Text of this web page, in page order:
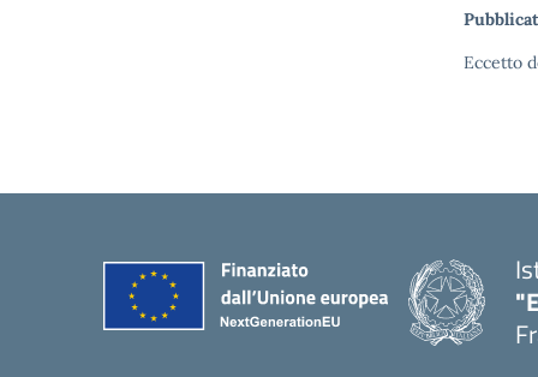
Eccetto